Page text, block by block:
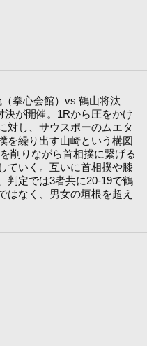
拳心会館）vs 鶴山将汰
決が開催。1Rから圧をかけ
対し、サウスポーのムエタ
を繰り出す山崎という構図
削りながら首相撲に繋げる
ていく。互いに首相撲や膝
判定では3者共に20-19で鶴
はなく、男女の垣根を超え